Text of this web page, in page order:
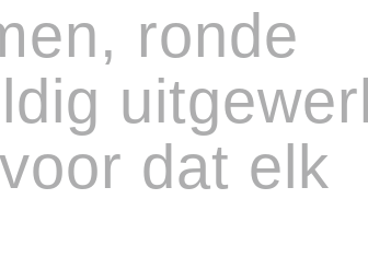
ronde
dat elk